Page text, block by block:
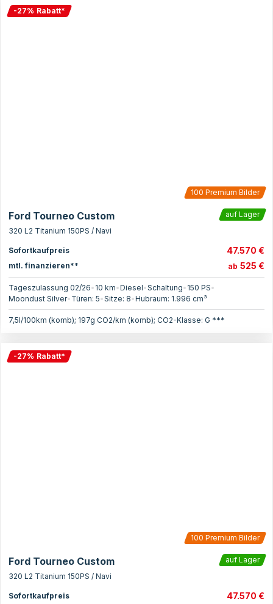
-27% Rabatt*
100 Premium Bilder
Ford Tourneo Custom
auf Lager
320 L2 Titanium 150PS / Navi
Sofortkaufpreis 47.570 €
mtl. finanzieren** ab 525 €
Tageszulassung 02/26• 10 km•Diesel•Schaltung• 150 PS•
Moondust Silver• Türen: 5•Sitze: 8•Hubraum: 1.996 cm³
7,5l/100km (komb); 197g CO2/km (komb); CO2-Klasse: G ***
-27% Rabatt*
100 Premium Bilder
Ford Tourneo Custom
auf Lager
320 L2 Titanium 150PS / Navi
Sofortkaufpreis 47.570 €